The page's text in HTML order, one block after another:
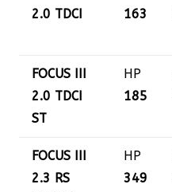
2.0 TDCI
163
FOCUS III
2.0 TDCI
ST
HP
185
FOCUS III
2.3 RS
HP
349